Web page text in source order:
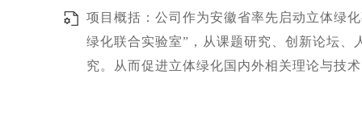
项目概括：公司作为安徽省率先启动立体绿
绿化联合实验室”，从课题研究、创新论坛
究。从而促进立体绿化国内外相关理论与技